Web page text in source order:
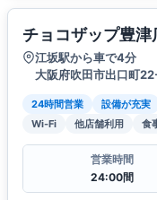
チョコザップ豊津
江坂駅から車で4分
大阪府吹田市出口町
24時間営業 設備が充実
Wi-Fi
他店舗利用 食
営業時間
24:00間